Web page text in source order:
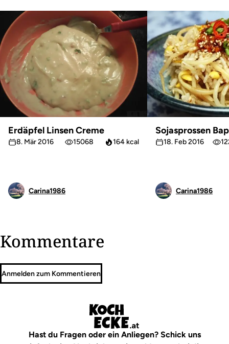
Erdäpfel Linsen Creme
8. Mär 2016 15068 164 kcal
Carina1986
Sojasprossen Bap
18. Feb 2016
Carina1986
Kommentare
Anmelden zum Kommentieren
Hast du Fragen oder ein Anliegen? Schick uns